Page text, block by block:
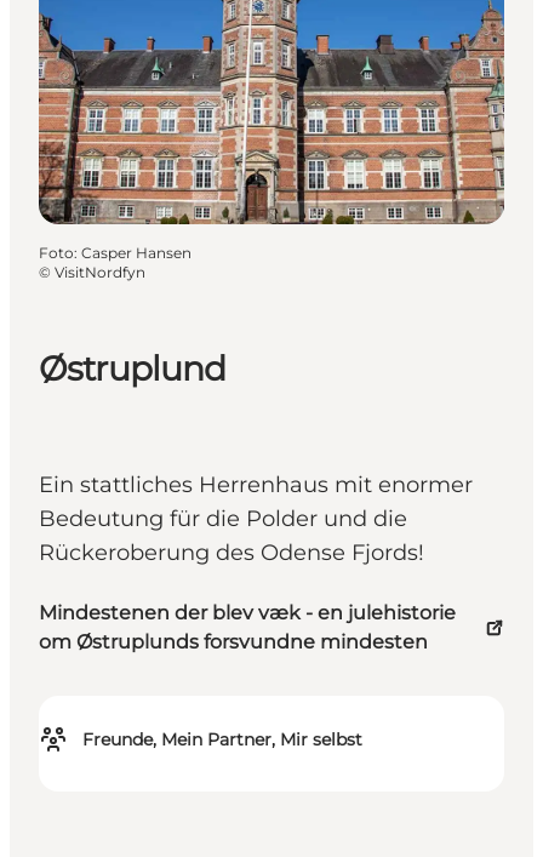
Østruplund
Ein stattliches Herrenhaus mit enormer
Bedeutung für die Polder und die
Rückeroberung des Odense Fjords!
Mindestenen der blev væk - en julehistorie
om Østruplunds forsvundne mindesten
Freunde, Mein Partner, Mir selbst
Foto: Casper Hansen
© VisitNordfyn